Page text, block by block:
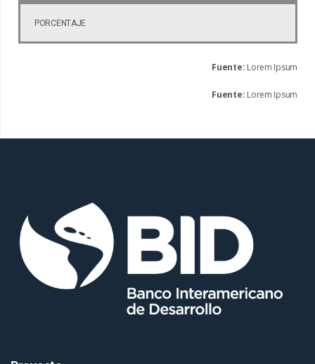
PORCENTAJE
Fuente: Lorem Ipsum
Fuente: Lorem Ipsum